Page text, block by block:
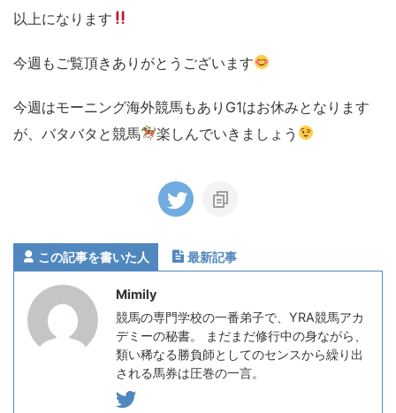
以上になります
今週もご覧頂きありがとうございます
今週はモーニング海外競馬もありG1はお休みとなります
が、バタバタと競馬
楽しんでいきましょう
この記事を書いた人 最新記事
Mimily
競馬の専門学校の一番弟子で、YRA競馬アカ
デミーの秘書。 まだまだ修行中の身ながら、
類い稀なる勝負師としてのセンスから繰り出
される馬券は圧巻の一言。